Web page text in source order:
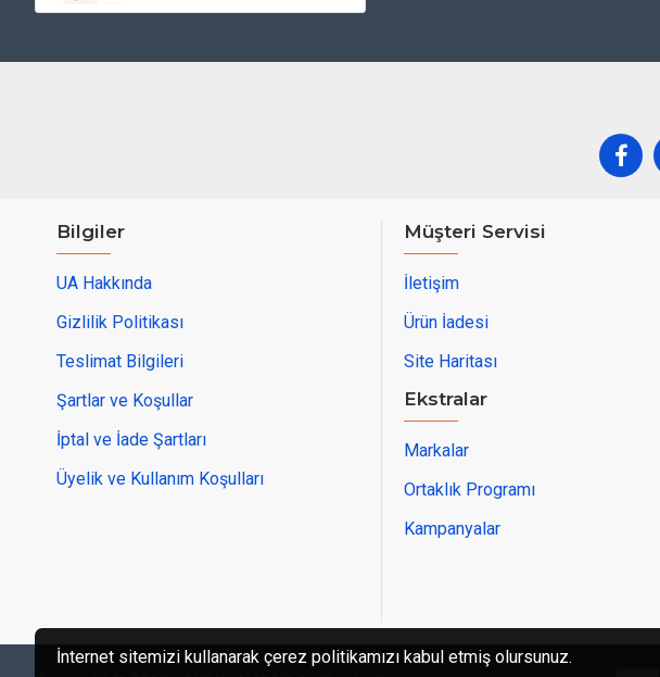
Bilgiler
UA Hakkında
Gizlilik Politikası
Teslimat Bilgileri
Şartlar ve Koşullar
İptal ve İade Şartları
Üyelik ve Kullanım Koşulları
Müşteri Servisi
İletişim
Ürün İadesi
Site Haritası
Ekstralar
Markalar
Ortaklık Programı
Kampanyalar
İnternet sitemizi kullanarak çerez politikamızı kabul etmiş olursunuz.